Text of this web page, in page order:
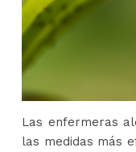
Las enfermeras
las medidas más